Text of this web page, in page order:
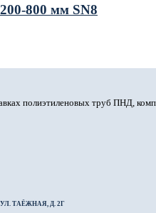
800 мм SN8
полиэтиленовых труб ПНД,
ТАЁЖНАЯ, Д. 2Г